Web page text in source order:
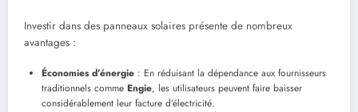
Investir dans des panneaux solaires présente de nombreux
avantages :
Économies d’énergie : En réduisant la dépendance aux fournisseurs
traditionnels comme Engie, les utilisateurs peuvent faire baisser
considérablement leur facture d’électricité.